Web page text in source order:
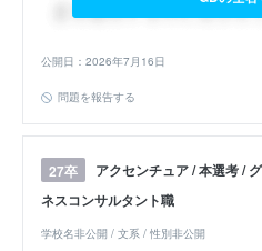
公開日：2026年7月16日
問題を報告する
27卒
アクセンチュア / 本選考 /
ネスコンサルタント職
学校名非公開 / 文系 / 性別非公開